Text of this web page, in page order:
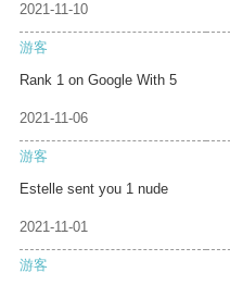
2021-11-10
游客
Rank 1 on Google With 5
2021-11-06
游客
Estelle sent you 1 nude
2021-11-01
游客